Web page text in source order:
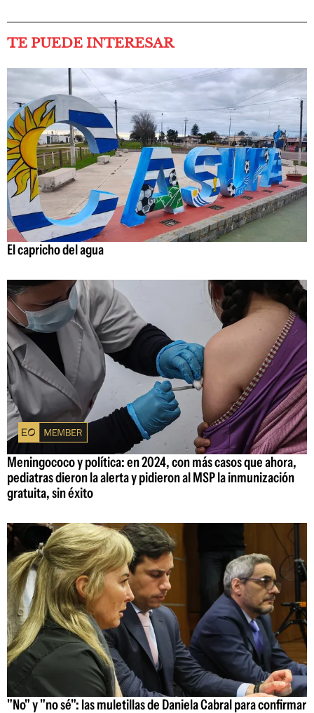
TE PUEDE INTERESAR
El capricho del agua
Meningococo y política: en 2024, con más casos que ahora,
pediatras dieron la alerta y pidieron al MSP la inmunización
gratuita, sin éxito
"No" y "no sé": las muletillas de Daniela Cabral para confirmar